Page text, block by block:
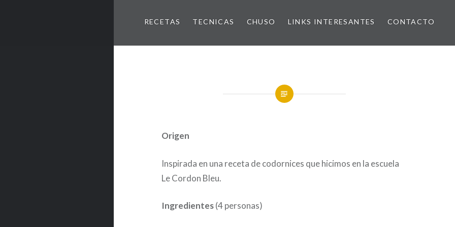
RECETAS TECNICAS CHUSO LINKS INTERESANTES CONTACTO
Origen
Inspirada en una receta de codornices que hicimos en la escuela
Le Cordon Bleu.
Ingredientes(4 personas)